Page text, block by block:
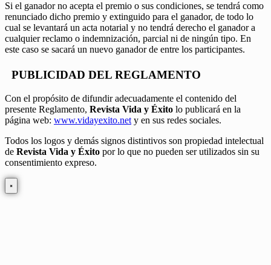
Si el ganador no acepta el premio o sus condiciones, se tendrá como
renunciado dicho premio y extinguido para el ganador, de todo lo
cual se levantará un acta notarial y no tendrá derecho el ganador a
cualquier reclamo o indemnización, parcial ni de ningún tipo. En
este caso se sacará un nuevo ganador de entre los participantes.
PUBLICIDAD DEL REGLAMENTO
Con el propósito de difundir adecuadamente el contenido del
presente Reglamento, Revista Vida y Éxito lo publicará en la
página web: www.vidayexito.net y en sus redes sociales.
Todos los logos y demás signos distintivos son propiedad intelectual
de Revista Vida y Éxito por lo que no pueden ser utilizados sin su
consentimiento expreso.
×